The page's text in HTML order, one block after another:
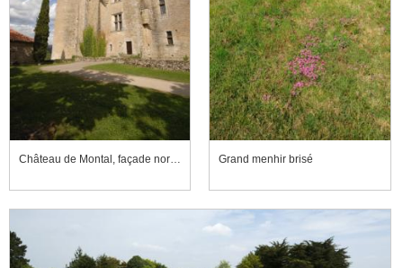
Château de Montal, façade nord-ouest Grand menhir brisé